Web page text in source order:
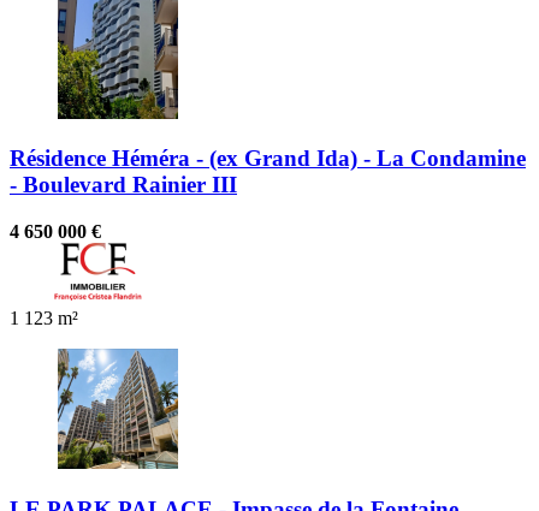
Résidence Héméra - (ex Grand Ida) - La Condamine
- Boulevard Rainier III
4 650 000 €
1 123 m²